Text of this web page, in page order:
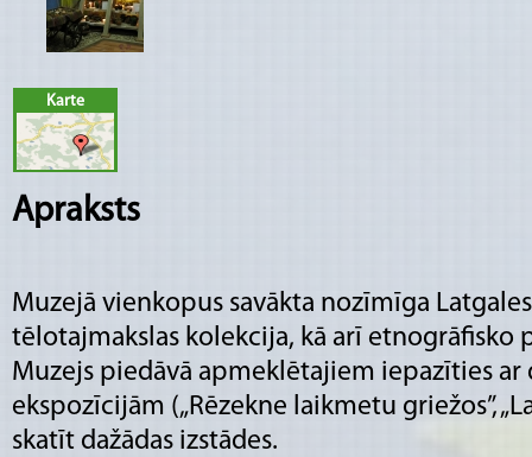
Karte
Apraksts
Muzejā vienkopus savākta nozīmīga
tēlotajmakslas kolekcija, kā arī etnogrāfisko
Muzejs piedāvā apmeklētajiem iepazīties ar
ekspozīcijām („Rēzekne laikmetu griežos”,
skatīt dažādas izstādes.